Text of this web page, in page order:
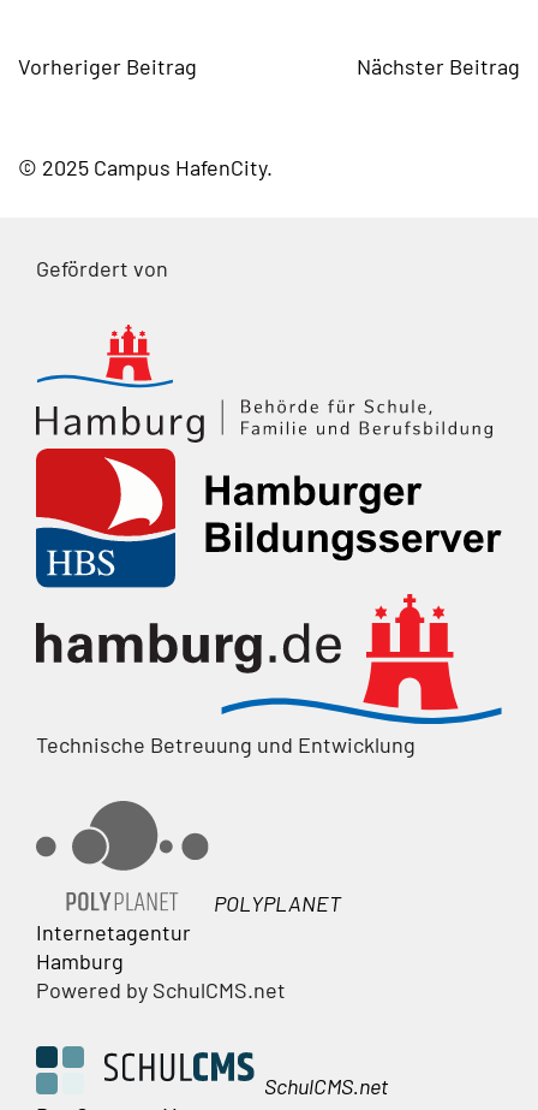
Vorheriger Beitrag Nächster Beitrag
© 2025 Campus HafenCity
Gefördert von
Technische Betreuung und Entwicklung
POLYPLANET
Internetagentur
Hamburg
Powered by SchulCMS.net
SchulCMS.net